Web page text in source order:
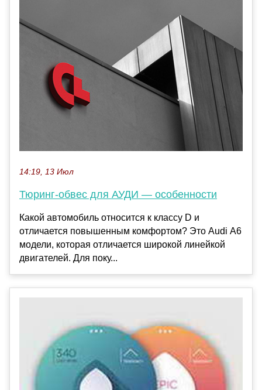
14:19, 13 Июл
Тюринг-обвес для АУДИ — особенности
Какой автомобиль относится к классу D и
отличается повышенным комфортом? Это Audi А6
модели, которая отличается широкой линейкой
двигателей. Для поку...